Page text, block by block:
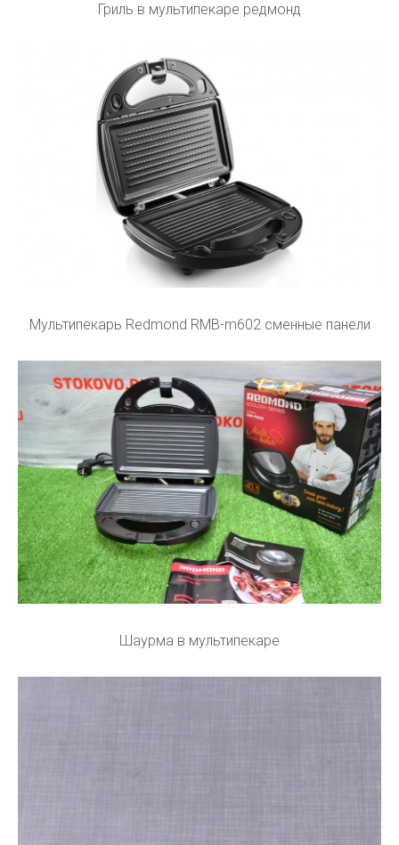
Гриль в мультипекаре редмонд
Мультипекарь Redmond RMB-m602 сменные панели
Шаурма в мультипекаре